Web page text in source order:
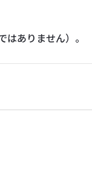
ありません）。